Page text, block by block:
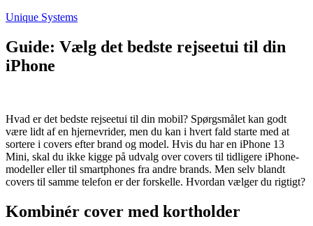
Fortsæt
indhold
Unique Systems
Guide: Vælg det bedste rejseetui til din
iPhone
Hvad er det bedste rejseetui til din mobil? Spørgsmålet kan godt
være lidt af en hjernevrider, men du kan i hvert fald starte med at
sortere i covers efter brand og model. Hvis du har en iPhone 13
Mini, skal du ikke kigge på udvalg over covers til tidligere iPhone-
modeller eller til smartphones fra andre brands. Men selv blandt
covers til samme telefon er der forskelle. Hvordan vælger du rigtigt?
Kombinér cover med kortholder